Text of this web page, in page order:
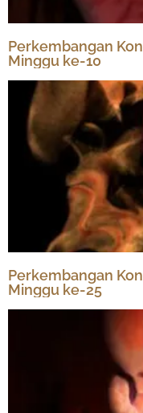
Perkembangan
Minggu ke-10
Perkembangan
Minggu ke-25